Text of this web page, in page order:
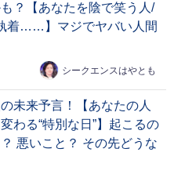
？【あなたを陰で笑う人/
着……】マジでヤバい人間
シークエンスはやとも
未来予言！【あなたの人
わる“特別な日”】起こるの
悪いこと？ その先どうな